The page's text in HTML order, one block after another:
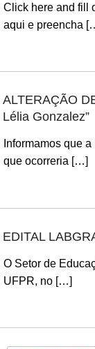
Click here and fill
aqui e preencha
ALTERAÇÃO
Lélia Gonzalez”
Informamos que
que ocorreria […]
EDITAL
O Setor de
UFPR, no […]